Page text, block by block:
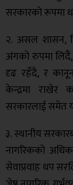
सरकारको रूपमा
२. असल शासन,
अंगको रुपमा लिदैं,
दृढ रहँदै, र
केन्द्रमा राखेर
सरकारलाई समेत
३. स्थानीय
नागरिकको
सेवाप्रवाह थप